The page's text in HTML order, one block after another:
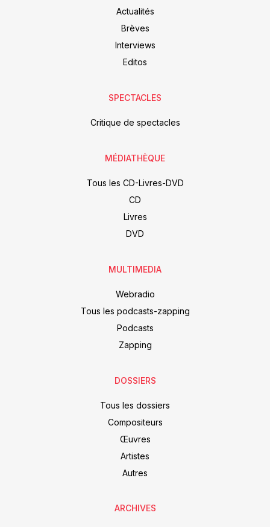
Actualités
Brèves
Interviews
Editos
SPECTACLES
Critique de spectacles
MÉDIATHÈQUE
Tous les CD-Livres-DVD
CD
Livres
DVD
MULTIMEDIA
Webradio
Tous les podcasts-zapping
Podcasts
Zapping
DOSSIERS
Tous les dossiers
Compositeurs
Œuvres
Artistes
Autres
ARCHIVES